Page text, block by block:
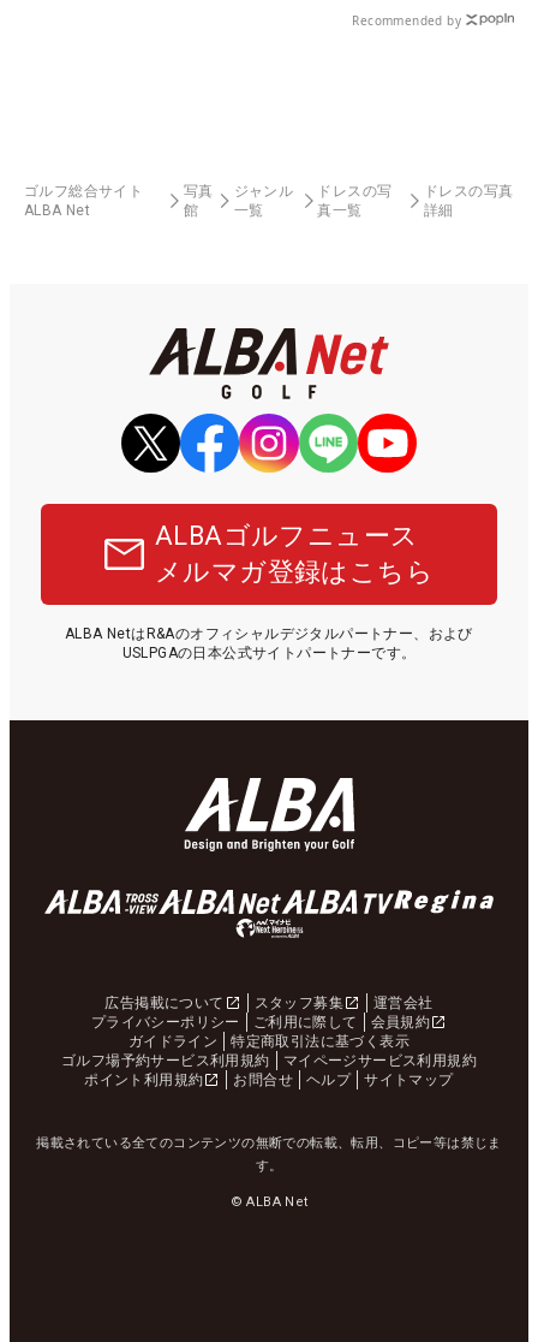
Recommended by
ゴルフ総合サイト
ALBA Net
写真
館
ジャンル
一覧
ドレスの写
真一覧
ドレスの写真
詳細
ALBAゴルフニュース
メルマガ登録はこちら
ALBA NetはR&Aのオフィシャルデジタルパートナー、および
USLPGAの日本公式サイトパートナーです。
広告掲載について スタッフ募集
運営会社
プライバシーポリシー
ご利用に際して
会員規約
ガイドライン
特定商取引法に基づく表示
ゴルフ場予約サービス利用規約
マイページサービス利用規約
ポイント利用規約
お問合せ ヘルプ サイトマップ
掲載されている全てのコンテンツの無断での転載、転用、コピー等は禁じま
す。
© ALBA Net